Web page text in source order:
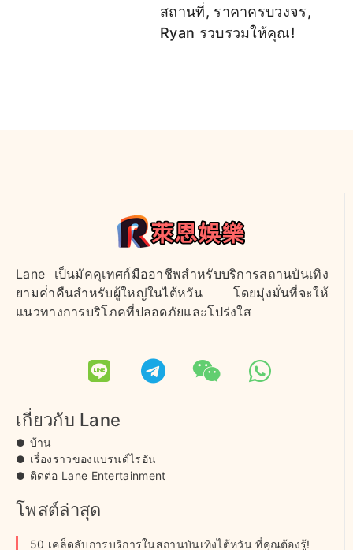
สถานที่, ราคาครบวงจร,
Ryan รวบรวมให้คุณ!
Lane เป็นมัคคุเทศก์มืออาชีพสําหรับบริการสถานบันเทิง
ยามค่ําคืนสําหรับผู้ใหญ่ในไต้หวัน โดยมุ่งมั่นที่จะให้
แนวทางการบริโภคที่ปลอดภัยและโปร่งใส
เกี่ยวกับ Lane
บ้าน
เรื่องราวของแบรนด์ไรอัน
ติดต่อ Lane Entertainment
โพสต์ล่าสุด
50 เคล็ดลับการบริการในสถานบันเทิงไต้หวัน ที่คุณต้องรู้!